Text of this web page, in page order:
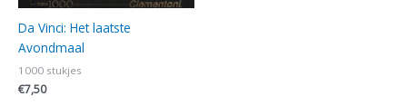
Da Vinci: Het laatste
Avondmaal
1000 stukjes
€7,50